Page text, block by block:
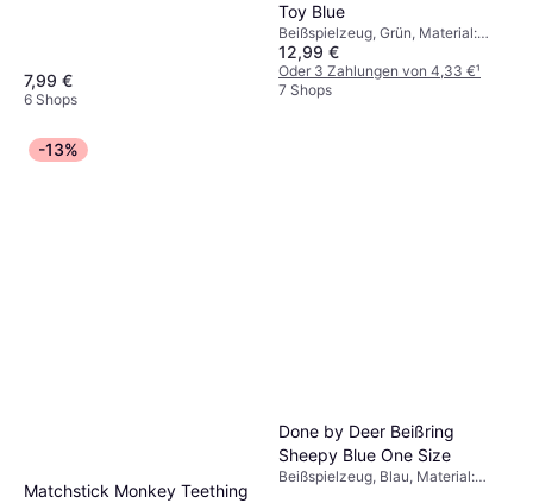
7,99 €
6 Shops
Toy Blue
Beißspielzeug, Grün, Material:
Silikon
12,99 €
Oder 3 Zahlungen von 4,33 €¹
7 Shops
-13%
Matchstick Monkey Teething
Done by Deer Beißring
Sheepy Blue One Size
Beißspielzeug, Blau, Material: